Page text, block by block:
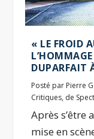
« LE FROID
DUPARFAIT
Posté par Pierre
Critiques, de
Après s’être
mise en